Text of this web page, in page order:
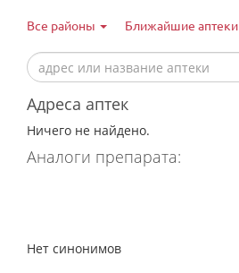
Все районы Ближайшие аптеки
Адреса аптек
Ничего не найдено.
Аналоги препарата:
Нет синонимов